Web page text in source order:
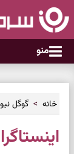
منو
خانه گوگل